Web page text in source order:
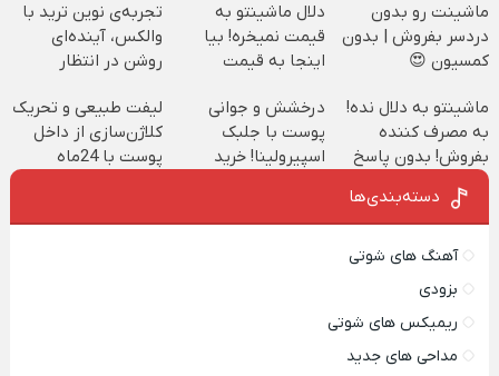
ماشینت رو بدون
دردسر بفروش | بدون
کمسیون 😍
دلال ماشینتو به
قیمت نمیخره! بیا
اینجا به قیمت
واقعی*
تجربه‌ی نوین ترید با
والکس، آینده‌ای
روشن در انتظار
ماشینتو به دلال نده!
به مصرف کننده
بفروش! بدون پاسخ
به یک تماس
درخشش و جوانی
پوست با جلبک
اسپیرولینا! خرید
لیفت طبیعی و تحریک
کلاژن‌سازی از داخل
پوست با 24ماه
دسته‌بندی‌ها
آهنگ های شوتی
بزودی
ریمیکس های شوتی
مداحی های جدید